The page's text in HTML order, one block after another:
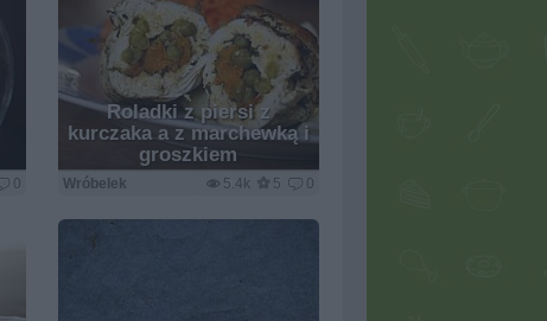
0
Roladki z piersi z
kurczaka a z marchewką i
groszkiem
5.4k 5 0
Wróbelek